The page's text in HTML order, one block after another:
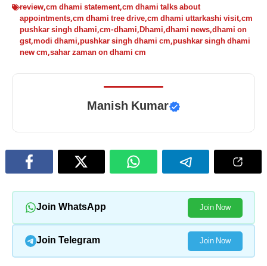
review,cm dhami statement,cm dhami talks about
appointments,cm dhami tree drive,cm dhami uttarkashi visit,cm
pushkar singh dhami,cm-dhami,Dhami,dhami news,dhami on
gst,modi dhami,pushkar singh dhami cm,pushkar singh dhami
new cm,sahar zaman on dhami cm
Manish Kumar
Join WhatsApp Join Now
Join Telegram Join Now